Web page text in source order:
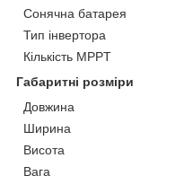
Сонячна батарея
Тип інвертора
Кількість MPPT
Габаритні розміри
Довжина
Ширина
Висота
Вага